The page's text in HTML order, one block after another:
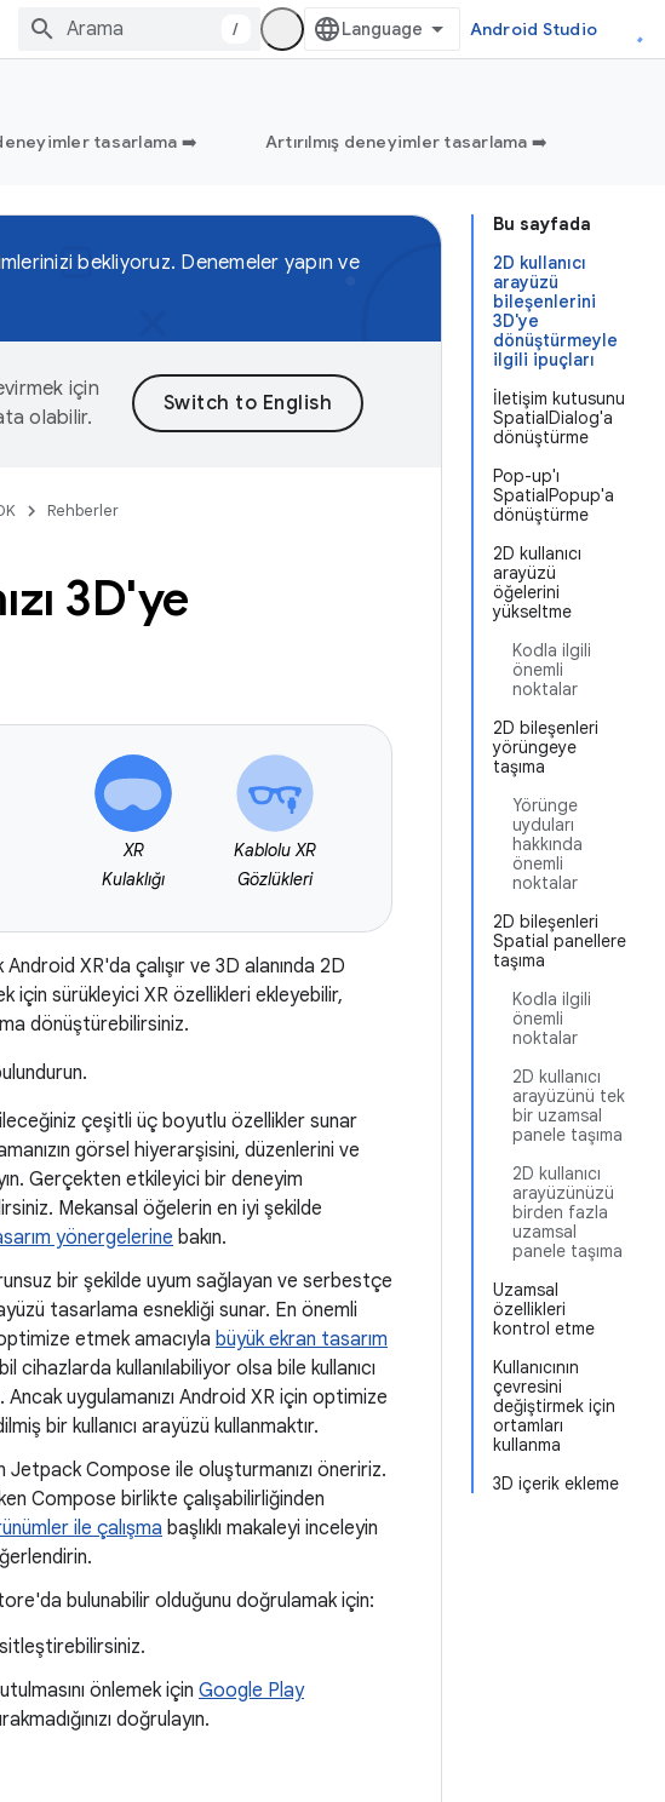
/ Android Studio
tasarlama ➡️ Artırılmış deneyimler tasarlama ➡️
Bu sayfada
2D kullanıcı
arayüzü
bileşenlerini
3D'ye
dönüştürmeyle
ilgili ipuçları
İletişim kutusunu
SpatialDialog'a
dönüştürme
Pop-up'ı
SpatialPopup'a
dönüştürme
2D kullanıcı
arayüzü
öğelerini
yükseltme
Kodla ilgili
önemli
noktalar
2D bileşenleri
yörüngeye
taşıma
Yörünge
uyduları
hakkında
önemli
noktalar
2D bileşenleri
Spatial panellere
taşıma
Kodla ilgili
önemli
noktalar
2D kullanıcı
arayüzünü tek
bir uzamsal
panele taşıma
2D kullanıcı
arayüzünüzü
birden fazla
uzamsal
panele taşıma
Uzamsal
özellikleri
kontrol etme
Kullanıcının
çevresini
değiştirmek için
ortamları
kullanma
3D içerik ekleme
bekliyoruz. Denemeler yapın ve
için
olabilir.
Rehberler
3D'ye
XR
Kulaklığı
Kablolu XR
Gözlükleri
XR'da çalışır ve 3D alanında 2D
için sürükleyici XR özellikleri ekleyebilir,
dönüştürebilirsiniz.
çeşitli üç boyutlu özellikler sunar
görsel hiyerarşisini, düzenlerini ve
Gerçekten etkileyici bir deneyim
Mekansal öğelerin en iyi şekilde
yönergelerine bakın.
bir şekilde uyum sağlayan ve serbestçe
tasarlama esnekliği sunar. En önemli
etmek amacıyla büyük ekran tasarım
cihazlarda kullanılabiliyor olsa bile kullanıcı
uygulamanızı Android XR için optimize
bir kullanıcı arayüzü kullanmaktır.
Jetpack Compose ile oluşturmanızı öneririz.
Compose birlikte çalışabilirliğinden
ile çalışma başlıklı makaleyi inceleyin
bulunabilir olduğunu doğrulamak için:
önlemek için Google Play
doğrulayın.